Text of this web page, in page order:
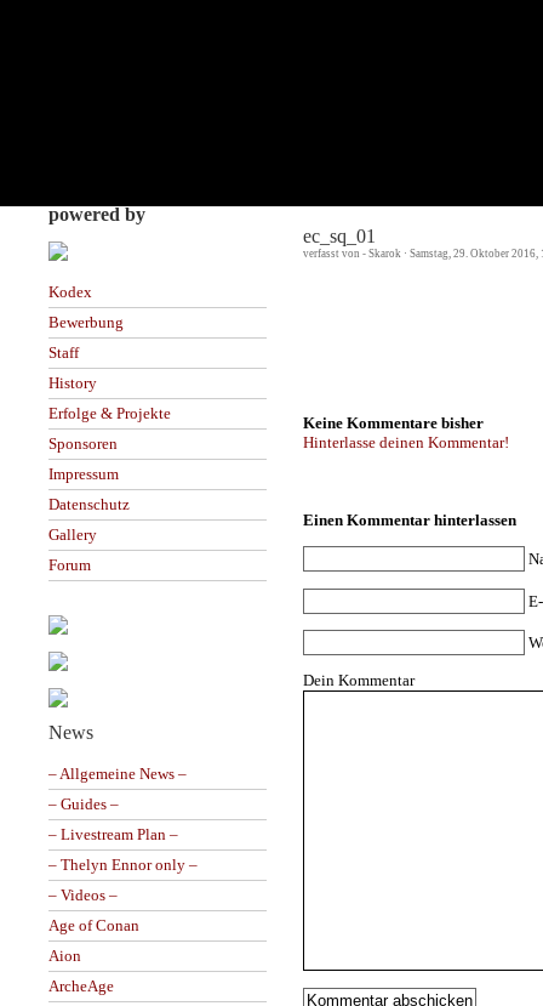
powered by
Kodex
Bewerbung
Staff
History
Erfolge & Projekte
Sponsoren
Impressum
Datenschutz
Gallery
Forum
News
– Allgemeine News –
– Guides –
– Livestream Plan –
– Thelyn Ennor only –
– Videos –
Age of Conan
Aion
ArcheAge
ec_sq_01
verfasst von - Skarok · Samstag, 29. Oktober
Keine Kommentare bisher
Hinterlasse deinen Kommentar!
Einen Kommentar hinterlassen
Dein Kommentar